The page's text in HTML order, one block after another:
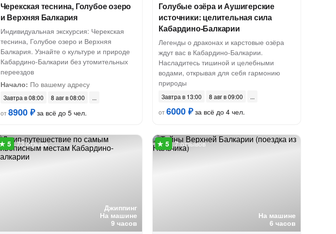
Черекская теснина, Голубое озеро
и Верхняя Балкария
Индивидуальная экскурсия: Черекская
теснина, Голубое озеро и Верхняя
Балкария. Узнайте о культуре и природе
Кабардино-Балкарии без утомительных
переездов
Начало: По вашему адресу
Завтра в 08:00
8 авг в 08:00
от8900 ₽за всё до 5 чел.
Голубые озёра и Аушигерские
источники: целительная сила
Кабардино-Балкарии
Легенды о драконах и карстовые озёра
ждут вас в Кабардино-Балкарии.
Насладитесь тишиной и целебными
водами, открывая для себя гармонию
природы
Завтра в 13:00
8 авг в 09:00
от6000 ₽за всё до 4 чел.
Джиппинг
На машине
9 часов
73 отзыва
На машине
6 часов
7 отзывов